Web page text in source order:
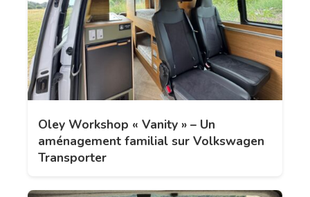
Oley Workshop « Vanity » – Un
aménagement familial sur Volkswagen
Transporter